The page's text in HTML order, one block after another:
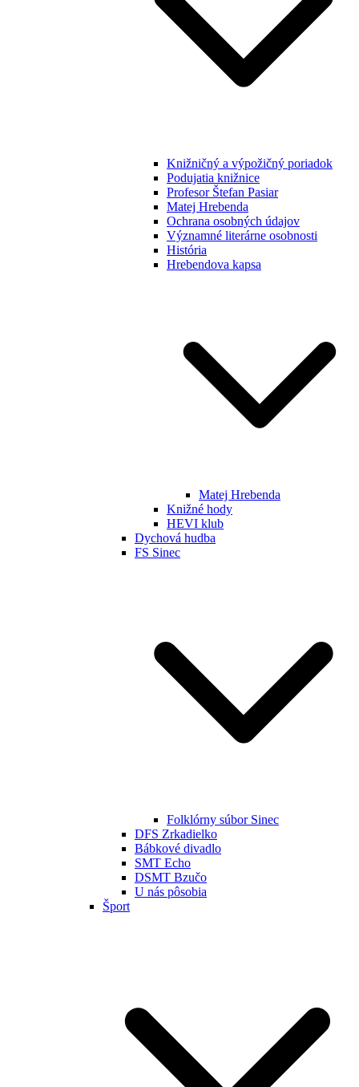
Knižničný a výpožičný poriadok
Podujatia knižnice
Profesor Štefan Pasiar
Matej Hrebenda
Ochrana osobných údajov
Významné literárne osobnosti
História
Hrebendova kapsa
Matej Hrebenda
Knižné hody
HEVI klub
Dychová hudba
FS Sinec
Folklórny súbor Sinec
DFS Zrkadielko
Bábkové divadlo
SMT Echo
DSMT Bzučo
U nás pôsobia
Šport